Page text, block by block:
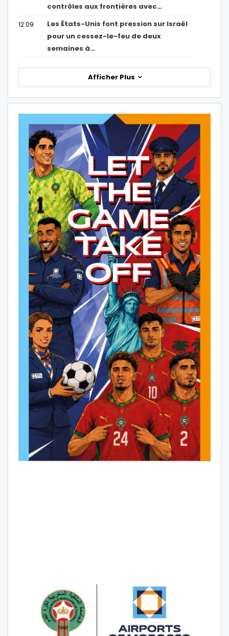
contrôles aux frontières avec…
12:09
Les États-Unis font pression sur Israël
pour un cessez-le-feu de deux
semaines à…
Afficher Plus